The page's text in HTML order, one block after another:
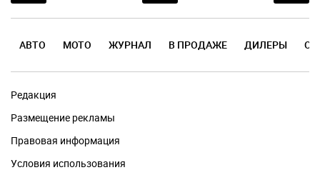
АВТО МОТО ЖУРНАЛ В ПРОДАЖЕ ДИЛЕРЫ
Редакция
Размещение рекламы
Правовая информация
Условия использования